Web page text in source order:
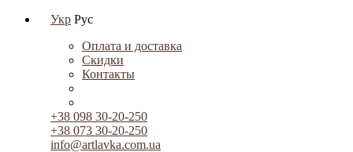
Укр Рус
Оплата и доставка
Скидки
Контакты
+38 098 30-20-250
+38 073 30-20-250
info@artlavka.com.ua